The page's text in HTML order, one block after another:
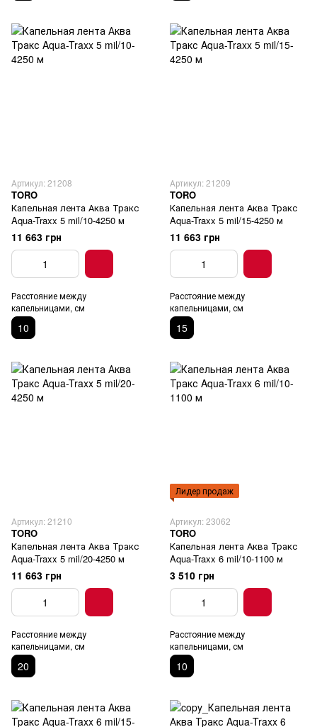
Артикул: 21208
TORO
Капельная лента Аква Тракс
Aqua-Traxx 5 mil/10-4250 м
11 663 грн
Расстояние между
капельницами, см
10
Артикул: 21209
TORO
Капельная лента Аква Тракс
Aqua-Traxx 5 mil/15-4250 м
11 663 грн
Расстояние между
капельницами, см
15
Артикул: 21210
TORO
Капельная лента Аква Тракс
Aqua-Traxx 5 mil/20-4250 м
11 663 грн
Расстояние между
капельницами, см
20
Лидер продаж
Артикул: 23062
TORO
Капельная лента Аква Тракс
Aqua-Traxx 6 mil/10-1100 м
3 510 грн
Расстояние между
капельницами, см
10